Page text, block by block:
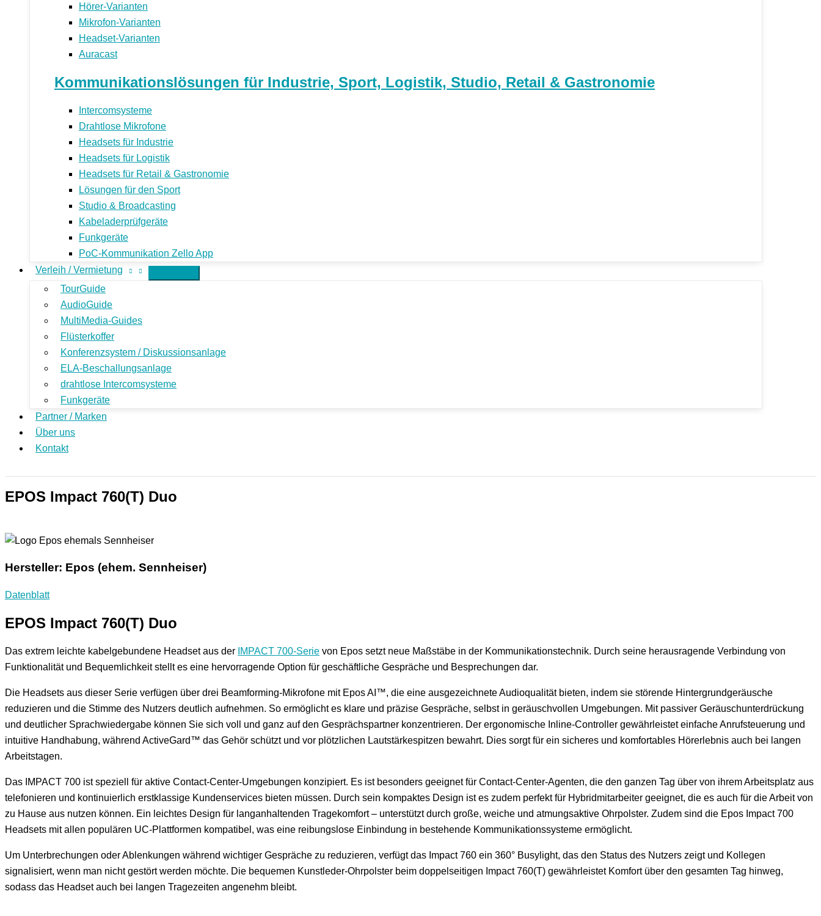
Hörer-Varianten
Mikrofon-Varianten
Headset-Varianten
Auracast
Kommunikationslösungen für Industrie, Sport, Logistik, Studio, Retail & Gastronomie
Intercomsysteme
Drahtlose Mikrofone
Headsets für Industrie
Headsets für Logistik
Headsets für Retail & Gastronomie
Lösungen für den Sport
Studio & Broadcasting
Kabeladerprüfgeräte
Funkgeräte
PoC-Kommunikation Zello App
Verleih / Vermietung
TourGuide
AudioGuide
MultiMedia-Guides
Flüsterkoffer
Konferenzsystem / Diskussionsanlage
ELA-Beschallungsanlage
drahtlose Intercomsysteme
Funkgeräte
Partner / Marken
Über uns
Kontakt
EPOS Impact 760(T) Duo
Hersteller: Epos (ehem. Sennheiser)
Datenblatt
EPOS Impact 760(T) Duo
Das extrem leichte kabelgebundene Headset aus der IMPACT 700-Serie von Epos setzt neue Maßstäbe in der Kommunikationstechnik. Durch seine herausragende Verbindung von
Funktionalität und Bequemlichkeit stellt es eine hervorragende Option für geschäftliche Gespräche und Besprechungen dar.
Die Headsets aus dieser Serie verfügen über drei Beamforming-Mikrofone mit Epos AI™, die eine ausgezeichnete Audioqualität bieten, indem sie störende Hintergrundgeräusche
reduzieren und die Stimme des Nutzers deutlich aufnehmen. So ermöglicht es klare und präzise Gespräche, selbst in geräuschvollen Umgebungen. Mit passiver Geräuschunterdrückung
und deutlicher Sprachwiedergabe können Sie sich voll und ganz auf den Gesprächspartner konzentrieren. Der ergonomische Inline-Controller gewährleistet einfache Anrufsteuerung und
intuitive Handhabung, während ActiveGard™ das Gehör schützt und vor plötzlichen Lautstärkespitzen bewahrt. Dies sorgt für ein sicheres und komfortables Hörerlebnis auch bei langen
Arbeitstagen.
Das IMPACT 700 ist speziell für aktive Contact-Center-Umgebungen konzipiert. Es ist besonders geeignet für Contact-Center-Agenten, die den ganzen Tag über von ihrem Arbeitsplatz aus
telefonieren und kontinuierlich erstklassige Kundenservices bieten müssen. Durch sein kompaktes Design ist es zudem perfekt für Hybridmitarbeiter geeignet, die es auch für die Arbeit von
zu Hause aus nutzen können. Ein leichtes Design für langanhaltenden Tragekomfort – unterstützt durch große, weiche und atmungsaktive Ohrpolster. Zudem sind die Epos Impact 700
Headsets mit allen populären UC-Plattformen kompatibel, was eine reibungslose Einbindung in bestehende Kommunikationssysteme ermöglicht.
Um Unterbrechungen oder Ablenkungen während wichtiger Gespräche zu reduzieren, verfügt das Impact 760 ein 360° Busylight, das den Status des Nutzers zeigt und Kollegen
signalisiert, wenn man nicht gestört werden möchte. Die bequemen Kunstleder-Ohrpolster beim doppelseitigen Impact 760(T) gewährleistet Komfort über den gesamten Tag hinweg,
sodass das Headset auch bei langen Tragezeiten angenehm bleibt.